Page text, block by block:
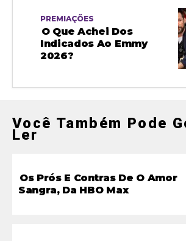
PREMIAÇÕES
O Que Achei Dos
Indicados Ao Emmy
2026?
Você Também Pode
Ler
Os Prós E Contras De O Amor
Sangra, Da HBO Max